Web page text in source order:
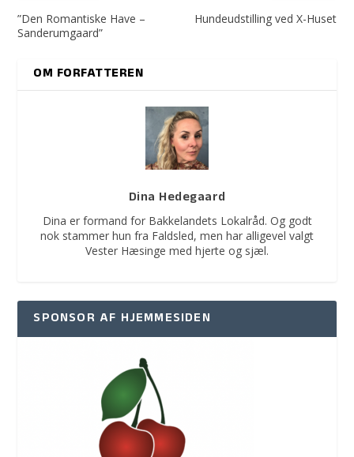
”Den Romantiske Have –
Sanderumgaard”
Hundeudstilling ved X-Huset
OM FORFATTEREN
Dina Hedegaard
Dina er formand for Bakkelandets Lokalråd. Og godt
nok stammer hun fra Faldsled, men har alligevel valgt
Vester Hæsinge med hjerte og sjæl.
SPONSOR AF HJEMMESIDEN